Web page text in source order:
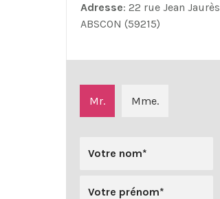
Adresse: 22 rue Jean Jaurès
ABSCON (59215)
Mr. Mme.